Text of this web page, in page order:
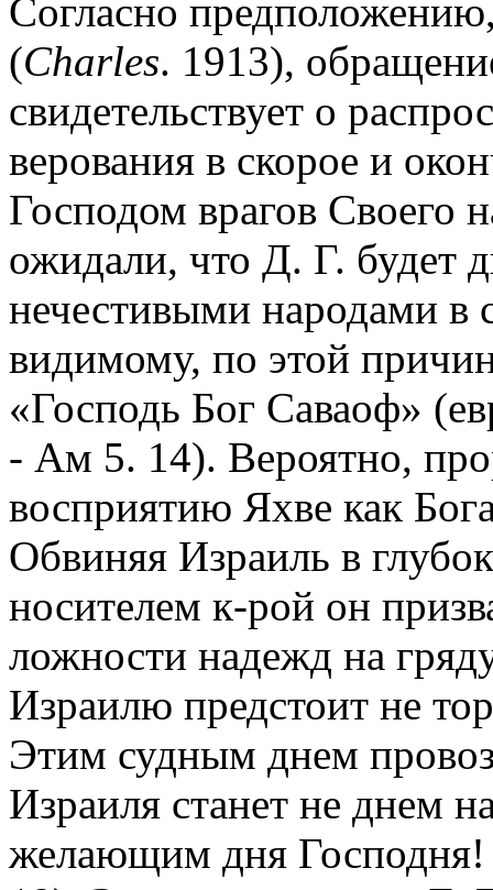
Согласно
(Charles. 1913),
свидетельствует о
верования в скорое и
Господом врагов Своего
ожидали, что Д. Г. будет
нечестивыми народами
видимому, по этой
«Господь Бог Саваоф»
- Ам 5. 14). Вероятно,
восприятию Яхве как
Обвиняя Израиль в
носителем к-рой он
ложности надежд на
Израилю предстоит не
Этим судным днем
Израиля станет не днем
желающим дня